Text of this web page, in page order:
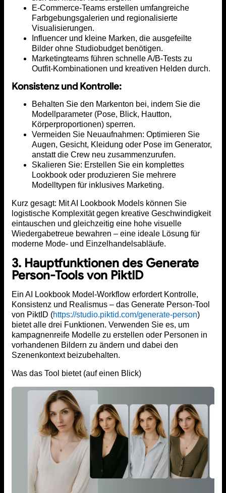
E-Commerce-Teams erstellen umfangreiche
Farbgebungsgalerien und regionalisierte
Visualisierungen.
Influencer und kleine Marken, die ausgefeilte
Bilder ohne Studiobudget benötigen.
Marketingteams führen schnelle A/B-Tests zu
Outfit-Kombinationen und kreativen Helden durch.
Konsistenz und Kontrolle:
Behalten Sie den Markenton bei, indem Sie die
Modellparameter (Pose, Blick, Hautton,
Körperproportionen) sperren.
Vermeiden Sie Neuaufnahmen: Optimieren Sie
Augen, Gesicht, Kleidung oder Pose im Generator,
anstatt die Crew neu zusammenzurufen.
Skalieren Sie: Erstellen Sie ein komplettes
Lookbook oder produzieren Sie mehrere
Modelltypen für inklusives Marketing.
Kurz gesagt: Mit AI Lookbook Models können Sie
logistische Komplexität gegen kreative Geschwindigkeit
eintauschen und gleichzeitig eine hohe visuelle
Wiedergabetreue bewahren – eine ideale Lösung für
moderne Mode- und Einzelhandelsabläufe.
3. Hauptfunktionen des Generate
Person-Tools von PiktID
Ein AI Lookbook Model-Workflow erfordert Kontrolle,
Konsistenz und Realismus – das Generate Person-Tool
von PiktID (https://studio.piktid.com/generate-person)
bietet alle drei Funktionen. Verwenden Sie es, um
kampagnenreife Modelle zu erstellen oder Personen in
vorhandenen Bildern zu ändern und dabei den
Szenenkontext beizubehalten.
Was das Tool bietet (auf einen Blick)